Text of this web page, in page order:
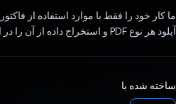
ما کار خود را فقط با موارد استفاده از
آپلود هر نوع PDF و استخراج داده از آن را در اختیار داریم.
ساخته شده با